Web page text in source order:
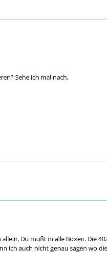
Sehe ich mal nach.
Du mußt in alle Boxen. Die
ich auch nicht genau sagen wo